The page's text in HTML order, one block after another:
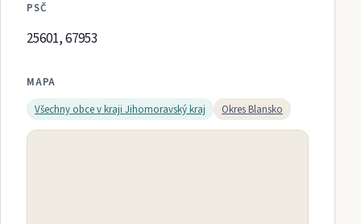
PSČ
25601, 67953
MAPA
Všechny obce v kraji Jihomoravský kraj OkresBlansko